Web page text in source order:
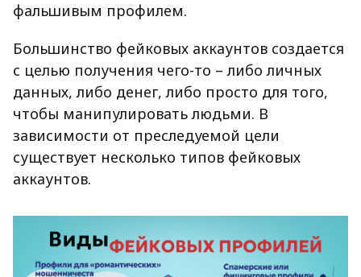
фальшивым профилем.
Большинство фейковых аккаунтов создается
с целью получения чего-то – либо личных
данных, либо денег, либо просто для того,
чтобы манипулировать людьми. В
зависимости от преследуемой цели
существует несколько типов фейковых
аккаунтов.